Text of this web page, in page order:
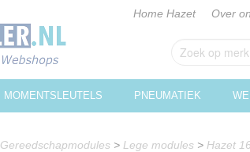
Home Hazet Over
MOMENTSLEUTELS PNEUMATIEK
Gereedschapmodules > Lege modules > Hazet